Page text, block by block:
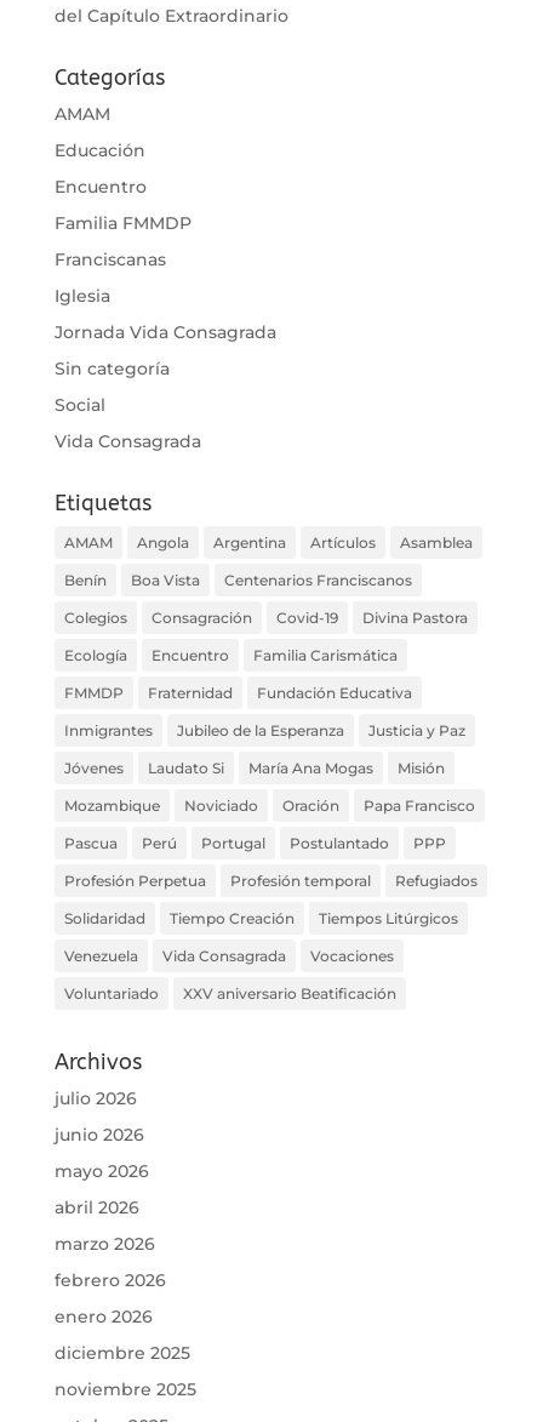
del Capítulo Extraordinario
Categorías
AMAM
Educación
Encuentro
Familia FMMDP
Franciscanas
Iglesia
Jornada Vida Consagrada
Sin categoría
Social
Vida Consagrada
Etiquetas
AMAM Angola Argentina Artículos Asamblea
Benín Boa Vista Centenarios Franciscanos
Colegios Consagración Covid-19 Divina Pastora
Ecología Encuentro Familia Carismática
FMMDP Fraternidad Fundación Educativa
Inmigrantes Jubileo de la Esperanza Justicia y Paz
Jóvenes Laudato Si María Ana Mogas Misión
Mozambique Noviciado Oración Papa Francisco
Pascua Perú Portugal Postulantado PPP
Profesión Perpetua Profesión temporal Refugiados
Solidaridad Tiempo Creación Tiempos Litúrgicos
Venezuela Vida Consagrada Vocaciones
Voluntariado XXV aniversario Beatificación
Archivos
julio 2026
junio 2026
mayo 2026
abril 2026
marzo 2026
febrero 2026
enero 2026
diciembre 2025
noviembre 2025